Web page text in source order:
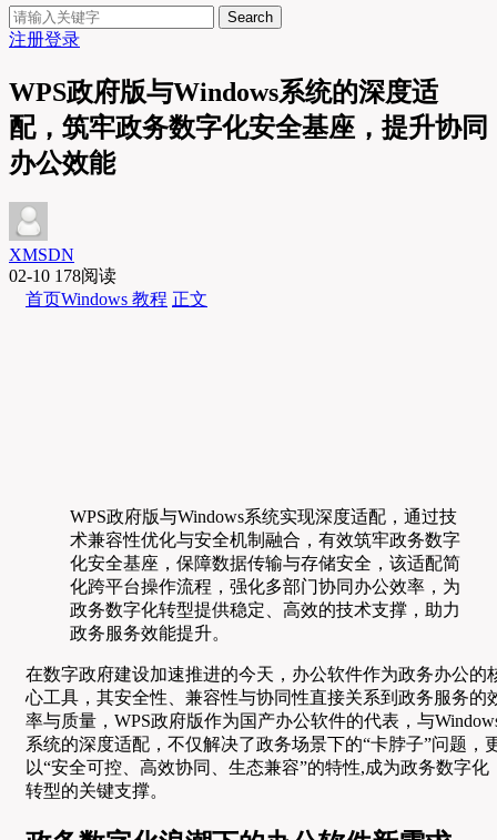
Search
注册登录
WPS政府版与Windows系统的深度适
配，筑牢政务数字化安全基座，提升协同
办公效能
XMSDN
02-10 178阅读
首页Windows 教程 正文
WPS政府版与Windows系统实现深度适配，通过技
术兼容性优化与安全机制融合，有效筑牢政务数字
化安全基座，保障数据传输与存储安全，该适配简
化跨平台操作流程，强化多部门协同办公效率，为
政务数字化转型提供稳定、高效的技术支撑，助力
政务服务效能提升。
在数字政府建设加速推进的今天，办公软件作为政务办公的
心工具，其安全性、兼容性与协同性直接关系到政务服务的
率与质量，WPS政府版作为国产办公软件的代表，与
系统的深度适配，不仅解决了政务场景下的“卡脖子”问题，
以“安全可控、高效协同、生态兼容”的特性,成为政务数字化
转型的关键支撑。